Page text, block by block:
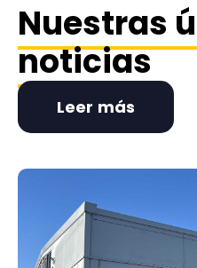
Nuestras
noticias
Leer más